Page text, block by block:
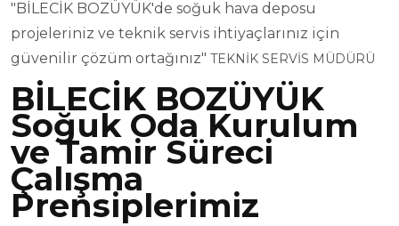
"BİLECİK BOZÜYÜK'de soğuk hava deposu
projeleriniz ve teknik servis ihtiyaçlarınız için
güvenilir çözüm ortağınız" TEKNİK SERVİS MÜDÜRÜ
BİLECİK BOZÜYÜK
Soğuk Oda Kurulum
ve Tamir Süreci
Çalışma
Prensiplerimiz